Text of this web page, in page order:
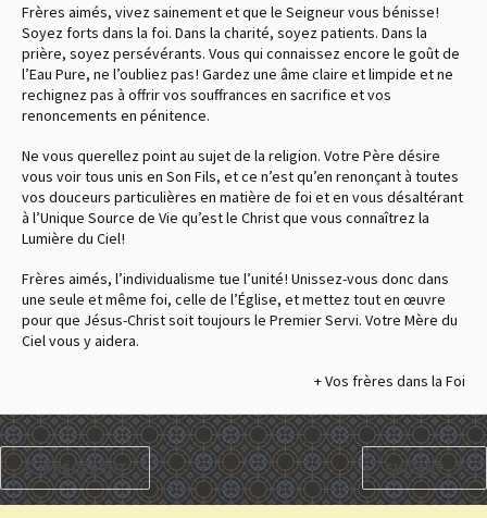
Frères aimés, vivez sainement et que le Seigneur vous bénisse !
Soyez forts dans la foi. Dans la charité, soyez patients. Dans la
prière, soyez persévérants. Vous qui connaissez encore le goût de
l’Eau Pure, ne l’oubliez pas ! Gardez une âme claire et limpide et ne
rechignez pas à offrir vos souffrances en sacrifice et vos
renoncements en pénitence.
Ne vous querellez point au sujet de la religion. Votre Père désire
vous voir tous unis en Son Fils, et ce n’est qu’en renonçant à toutes
vos douceurs particulières en matière de foi et en vous désaltérant
à l’Unique Source de Vie qu’est le Christ que vous connaîtrez la
Lumière du Ciel !
Frères aimés, l’individualisme tue l’unité ! Unissez-vous donc dans
une seule et même foi, celle de l’Église, et mettez tout en œuvre
pour que Jésus-Christ soit toujours le Premier Servi. Votre Mère du
Ciel vous y aidera.
+ Vos frères dans la Foi
PRÉCÉDENT SUIVANT